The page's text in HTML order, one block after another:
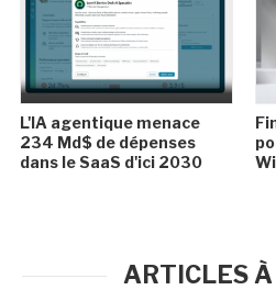
L'IA agentique menace
234 Md$ de dépenses
dans le SaaS d'ici 2030
ARTICLES